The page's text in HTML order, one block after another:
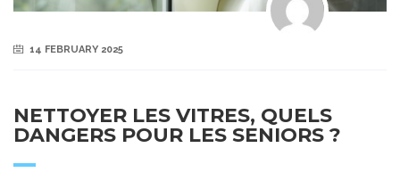
14 FEBRUARY 2025
NETTOYER LES VITRES, QUELS
DANGERS POUR LES SENIORS ?